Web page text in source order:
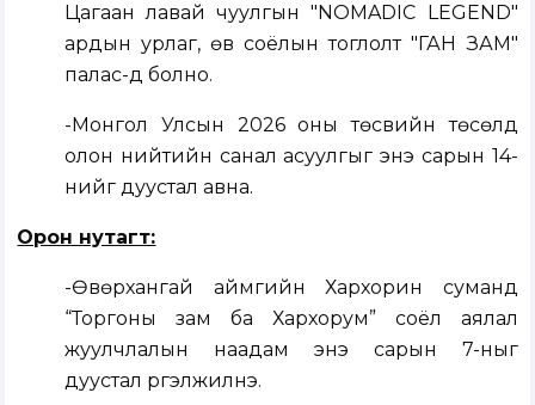
Цагаан лавай чуулгын "NOMADIC LEGEND"
ардын урлаг, өв соёлын тоглолт "ГАН ЗАМ"
палас-д болно.
-Монгол Улсын 2026 оны төсвийн төсөлд
олон нийтийн санал асуулгыг энэ сарын 14-
нийг дуустал авна.
Орон нутагт:
-Өвөрхангай аймгийн Хархорин суманд
“Торгоны зам ба Хархорум” соёл аялал
жуулчлалын наадам энэ сарын 7-ныг
дуустал үргэлжилнэ.